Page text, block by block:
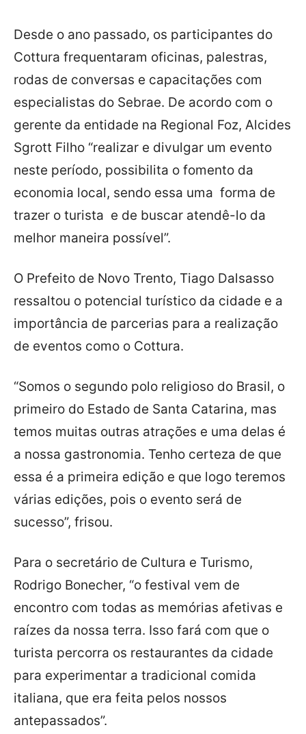
Desde o ano passado, os participantes do
Cottura frequentaram oficinas, palestras,
rodas de conversas e capacitações com
especialistas do Sebrae. De acordo com o
gerente da entidade na Regional Foz, Alcides
Sgrott Filho “realizar e divulgar um evento
neste período, possibilita o fomento da
economia local, sendo essa uma forma de
trazer o turista e de buscar atendê-lo da
melhor maneira possível”.
O Prefeito de Novo Trento, Tiago Dalsasso
ressaltou o potencial turístico da cidade e a
importância de parcerias para a realização
de eventos como o Cottura.
“Somos o segundo polo religioso do Brasil, o
primeiro do Estado de Santa Catarina, mas
temos muitas outras atrações e uma delas é
a nossa gastronomia. Tenho certeza de que
essa é a primeira edição e que logo teremos
várias edições, pois o evento será de
sucesso”, frisou.
Para o secretário de Cultura e Turismo,
Rodrigo Bonecher, “o festival vem de
encontro com todas as memórias afetivas e
raízes da nossa terra. Isso fará com que o
turista percorra os restaurantes da cidade
para experimentar a tradicional comida
italiana, que era feita pelos nossos
antepassados”.